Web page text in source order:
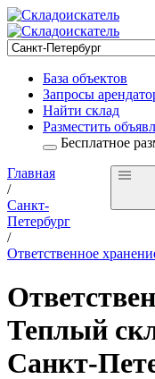
База объектов
Запросы
Найти склад
Разместить
Бесплатное
Главная
/
Санкт-
Петербург
/
Ответственное
Теплый
Санкт-